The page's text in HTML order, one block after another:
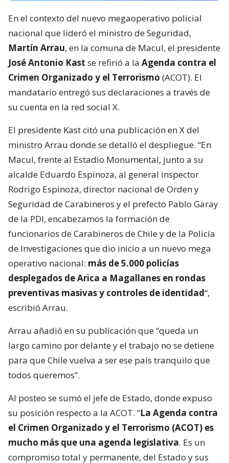
En el contexto del nuevo megaoperativo policial
nacional que lideró el ministro de Seguridad,
Martín Arrau, en la comuna de Macul, el presidente
José Antonio Kast se refirió a la Agenda contra el
Crimen Organizado y el Terrorismo (ACOT). El
mandatario entregó sus declaraciones a través de
su cuenta en la red social X.
El presidente Kast citó una publicación en X del
ministro Arrau donde se detalló el despliegue. “En
Macul, frente al Estadio Monumental, junto a su
alcalde Eduardo Espinoza, al general inspector
Rodrigo Espinoza, director nacional de Orden y
Seguridad de Carabineros y el prefecto Pablo Garay
de la PDI, encabezamos la formación de
funcionarios de Carabineros de Chile y de la Policía
de Investigaciones que dio inicio a un nuevo mega
operativo nacional: más de 5.000 policías
desplegados de Arica a Magallanes en rondas
preventivas masivas y controles de identidad“,
escribió Arrau.
Arrau añadió en su publicación que “queda un
largo camino por delante y el trabajo no se detiene
para que Chile vuelva a ser ese país tranquilo que
todos queremos”.
Al posteo se sumó el jefe de Estado, donde expuso
su posición respecto a la ACOT. “La Agenda contra
el Crimen Organizado y el Terrorismo (ACOT) es
mucho más que una agenda legislativa. Es un
compromiso total y permanente, del Estado y sus